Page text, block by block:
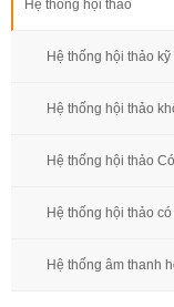
Hệ thống hội thảo
Hệ thống hội thảo kỹ
Hệ thống hội thảo
Hệ thống hội thảo
Hệ thống hội thảo
Hệ thống âm thanh